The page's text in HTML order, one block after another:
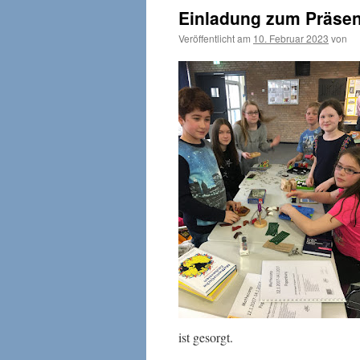
Einladung zum
Veröffentlicht am 10. Februar 2023 von
ist gesorgt.